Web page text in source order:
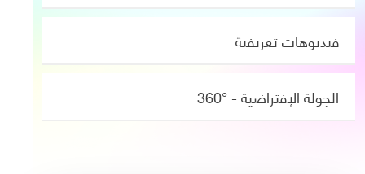
فيديوهات تعريفية
الجولة الإفتراضية - °360